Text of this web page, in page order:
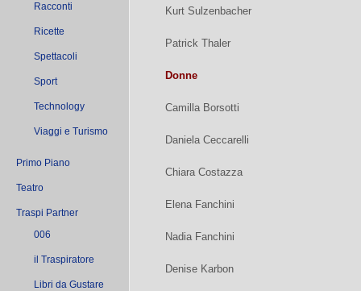
Racconti
Ricette
Spettacoli
Sport
Technology
Viaggi e Turismo
Primo Piano
Teatro
Traspi Partner
006
il Traspiratore
Libri da Gustare
Kurt Sulzenbacher
Patrick Thaler
Donne
Camilla Borsotti
Daniela Ceccarelli
Chiara Costazza
Elena Fanchini
Nadia Fanchini
Denise Karbon